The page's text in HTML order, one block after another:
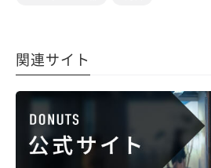
関連サイト